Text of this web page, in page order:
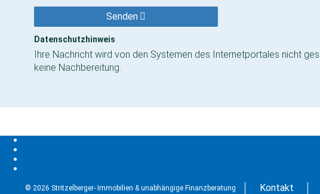
Senden
Datenschutzhinweis
Ihre Nachricht wird von den Systemen des Internetportales nicht
keine Nachbereitung.
Kontakt
© 2026 Stritzelberger- Immobilien & unabhängige Finanzberatung